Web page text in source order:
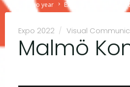
HomeExpo year Expo 2022 Malmö
Expo 2022 / Visual
Malmö